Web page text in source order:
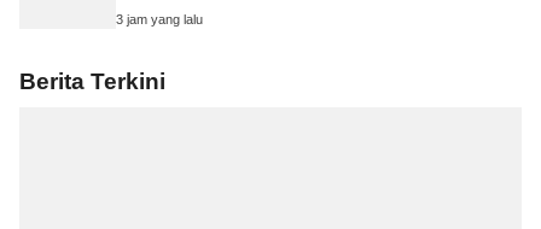
3 jam yang lalu
Berita Terkini